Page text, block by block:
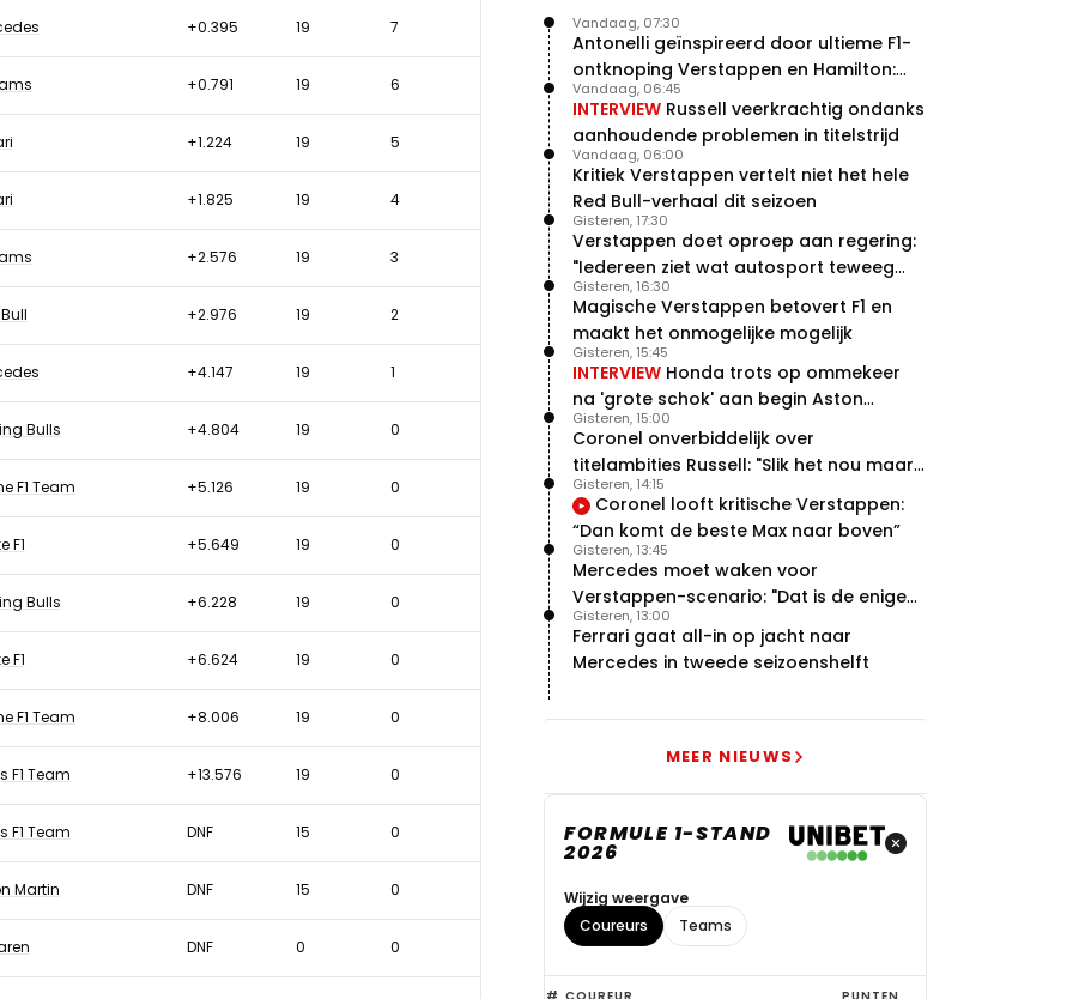
+0.395 19 7
+0.791 19 6
+1.224 19 5
+1.825 19 4
+2.576 19 3
+2.976 19 2
+4.147 19 1
Bulls +4.804 19 0
F1 Team +5.126 19 0
F1 +5.649 19 0
Bulls +6.228 19 0
F1 +6.624 19 0
F1 Team +8.006 19 0
F1 Team +13.576 19 0
F1 Team DNF 15 0
Martin DNF 15 0
DNF 0 0
Antonelli geïnspireerd door ultieme F1-
ontknoping Verstappen en Hamilton:
"Leven of dood!"
Vandaag, 07:30
INTERVIEW Russell veerkrachtig ondanks
aanhoudende problemen in titelstrijd
Vandaag, 06:45
Kritiek Verstappen vertelt niet het hele
Red Bull-verhaal dit seizoen
Vandaag, 06:00
Verstappen doet oproep aan regering:
"Iedereen ziet wat autosport teweeg
brengt"
Gisteren, 17:30
Magische Verstappen betovert F1 en
maakt het onmogelijke mogelijk
Gisteren, 16:30
INTERVIEW Honda trots op ommekeer
na 'grote schok' aan begin Aston
Martin-avontuur
Gisteren, 15:45
Coronel onverbiddelijk over
titelambities Russell: "Slik het nou maar
gewoon"
Gisteren, 15:00
Coronel looft kritische Verstappen:
“Dan komt de beste Max naar boven”
Gisteren, 14:15
Mercedes moet waken voor
Verstappen-scenario: "Dat is de enige
manier"
Gisteren, 13:45
Ferrari gaat all-in op jacht naar
Mercedes in tweede seizoenshelft
Gisteren, 13:00
MEER NIEUWS
FORMULE 1-STAND
2026
Wijzig weergave
Coureurs
Teams
Top